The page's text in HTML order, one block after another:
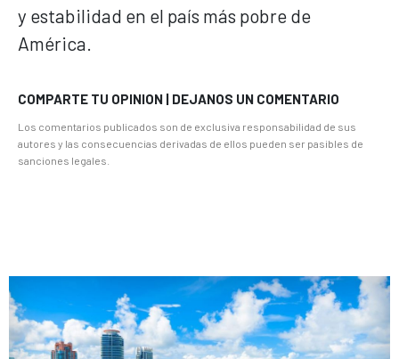
y estabilidad en el país más pobre de
América.
COMPARTE TU OPINION | DEJANOS UN COMENTARIO
Los comentarios publicados son de exclusiva responsabilidad de sus
autores y las consecuencias derivadas de ellos pueden ser pasibles de
sanciones legales.